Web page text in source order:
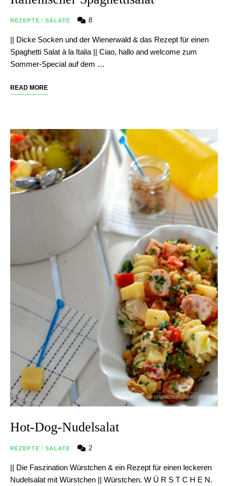
REZEPTE / SALATE 8
|| Dicke Socken und der Wienerwald & das Rezept für einen
Spaghetti Salat à la Italia || Ciao, hallo and welcome zum
Sommer-Special auf dem …
READ MORE
Hot-Dog-Nudelsalat
REZEPTE / SALATE 2
|| Die Faszination Würstchen & ein Rezept für einen leckeren
Nudelsalat mit Würstchen || Würstchen. W Ü R S T C H E N.